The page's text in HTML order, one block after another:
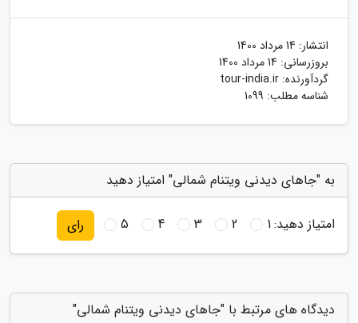
انتشار: 14 مرداد 1400
بروزرسانی: 14 مرداد 1400
گردآورنده: tour-india.ir
شناسه مطلب: 1099
به "جاهای دیدنی ویتنام شمالی" امتیاز دهید
امتیاز دهید:1
2
3
4
5 رای
دیدگاه های مرتبط با "جاهای دیدنی ویتنام شمالی"